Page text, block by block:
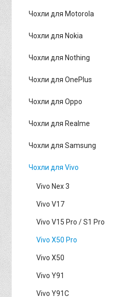
Чохли для Motorola
Чохли для Nokia
Чохли для Nothing
Чохли для OnePlus
Чохли для Oppo
Чохли для Realme
Чохли для Samsung
Чохли для Vivo
Vivo Nex 3
Vivo V17
Vivo V15 Pro / S1 Pro
Vivo X50 Pro
Vivo X50
Vivo Y91
Vivo Y91C